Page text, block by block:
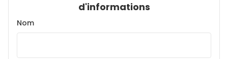
d'informations
Nom